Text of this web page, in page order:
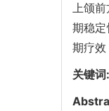
上颌
期稳
期疗
关键词: